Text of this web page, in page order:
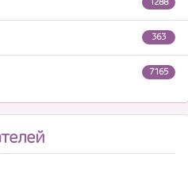
363
7165